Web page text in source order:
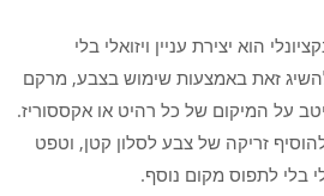
הוא יצירת עניין ויזואלי בלי
זאת באמצעות שימוש בצבע, מרקם
על המיקום של כל רהיט או אקססוריז.
זריקה של צבע לסלון קטן, וטפט
בלי לתפוס מקום נוסף.